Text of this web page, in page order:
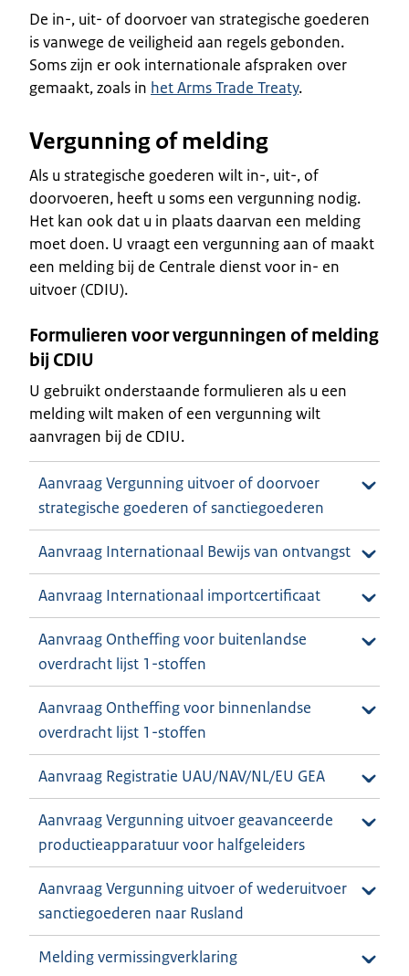
De in-, uit- of doorvoer van strategische goederen
is vanwege de veiligheid aan regels gebonden.
Soms zijn er ook internationale afspraken over
gemaakt, zoals in het Arms Trade Treaty.
Vergunning of melding
Als u strategische goederen wilt in-, uit-, of
doorvoeren, heeft u soms een vergunning nodig.
Het kan ook dat u in plaats daarvan een melding
moet doen. U vraagt een vergunning aan of maakt
een melding bij de Centrale dienst voor in- en
uitvoer (CDIU).
Formulieren voor vergunningen of melding
bij CDIU
U gebruikt onderstaande formulieren als u een
melding wilt maken of een vergunning wilt
aanvragen bij de CDIU.
Aanvraag Vergunning uitvoer of doorvoer
strategische goederen of sanctiegoederen
Aanvraag Internationaal Bewijs van ontvangst
Aanvraag Internationaal importcertificaat
Aanvraag Ontheffing voor buitenlandse
overdracht lijst 1-stoffen
Aanvraag Ontheffing voor binnenlandse
overdracht lijst 1-stoffen
Aanvraag Registratie UAU/NAV/NL/EU GEA
Aanvraag Vergunning uitvoer geavanceerde
productieapparatuur voor halfgeleiders
Aanvraag Vergunning uitvoer of wederuitvoer
sanctiegoederen naar Rusland
Melding vermissingverklaring